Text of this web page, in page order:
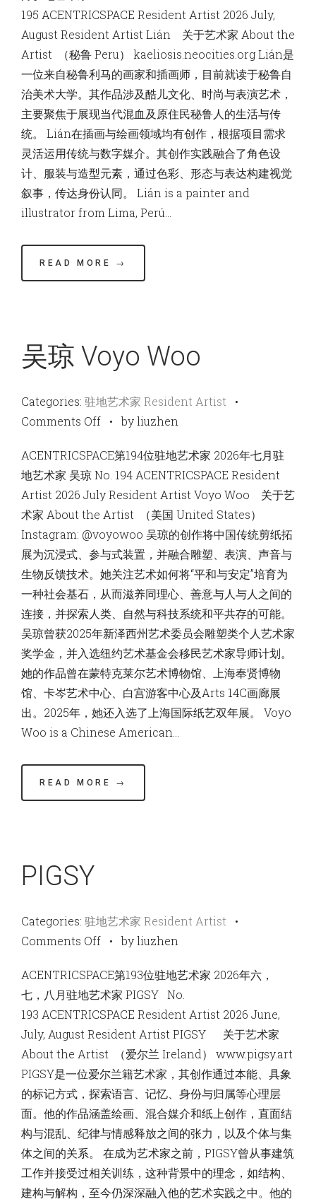
195 ACENTRICSPACE Resident Artist 2026 July,
August Resident Artist Lián 关于艺术家 About the
Artist （秘鲁 Peru） kaeliosis.neocities.org Lián是
一位来自秘鲁利马的画家和插画师，目前就读于秘鲁自
治美术大学。其作品涉及酷儿文化、时尚与表演艺术，
主要聚焦于展现当代混血及原住民秘鲁人的生活与传
统。 Lián在插画与绘画领域均有创作，根据项目需求
灵活运用传统与数字媒介。其创作实践融合了角色设
计、服装与造型元素，通过色彩、形态与表达构建视觉
叙事，传达身份认同。 Lián is a painter and
illustrator from Lima, Perú…
READ MORE →
吴琼 Voyo Woo
Categories: 驻地艺术家 Resident Artist •
Comments Offon
琼
Voyo
Woo
•by liuzhen
ACENTRICSPACE第194位驻地艺术家 2026年七月驻
地艺术家 吴琼 No. 194 ACENTRICSPACE Resident
Artist 2026 July Resident Artist Voyo Woo 关于艺
术家 About the Artist （美国 United States）
Instagram: @voyowoo 吴琼的创作将中国传统剪纸拓
展为沉浸式、参与式装置，并融合雕塑、表演、声音与
生物反馈技术。她关注艺术如何将“平和与安定”培育为
一种社会基石，从而滋养同理心、善意与人与人之间的
连接，并探索人类、自然与科技系统和平共存的可能。
吴琼曾获2025年新泽西州艺术委员会雕塑类个人艺术家
奖学金，并入选纽约艺术基金会移民艺术家导师计划。
她的作品曾在蒙特克莱尔艺术博物馆、上海奉贤博物
馆、卡岑艺术中心、白宫游客中心及Arts 14C画廊展
出。2025年，她还入选了上海国际纸艺双年展。 Voyo
Woo is a Chinese American…
READ MORE →
PIGSY
Categories: 驻地艺术家 Resident Artist •
Comments Offon•by liuzhen
ACENTRICSPACE第193位驻地艺术家 2026年六，
七，八月驻地艺术家 PIGSY No.
193 ACENTRICSPACE Resident Artist 2026 June,
July, August Resident Artist PIGSY 关于艺术家
About the Artist （爱尔兰 Ireland） www.pigsy.art
PIGSY是一位爱尔兰籍艺术家，其创作通过本能、具象
的标记方式，探索语言、记忆、身份与归属等心理层
面。他的作品涵盖绘画、混合媒介和纸上创作，直面结
构与混乱、纪律与情感释放之间的张力，以及个体与集
体之间的关系。 在成为艺术家之前，PIGSY曾从事建筑
工作并接受过相关训练，这种背景中的理念，如结构、
建构与解构，至今仍深深融入他的艺术实践之中。他的